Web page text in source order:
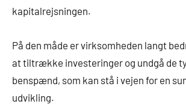
kapitalrejsningen.
På den måde er virksomheden langt
at tiltrække investeringer og undgå de
benspænd, som kan stå i vejen for en
udvikling.